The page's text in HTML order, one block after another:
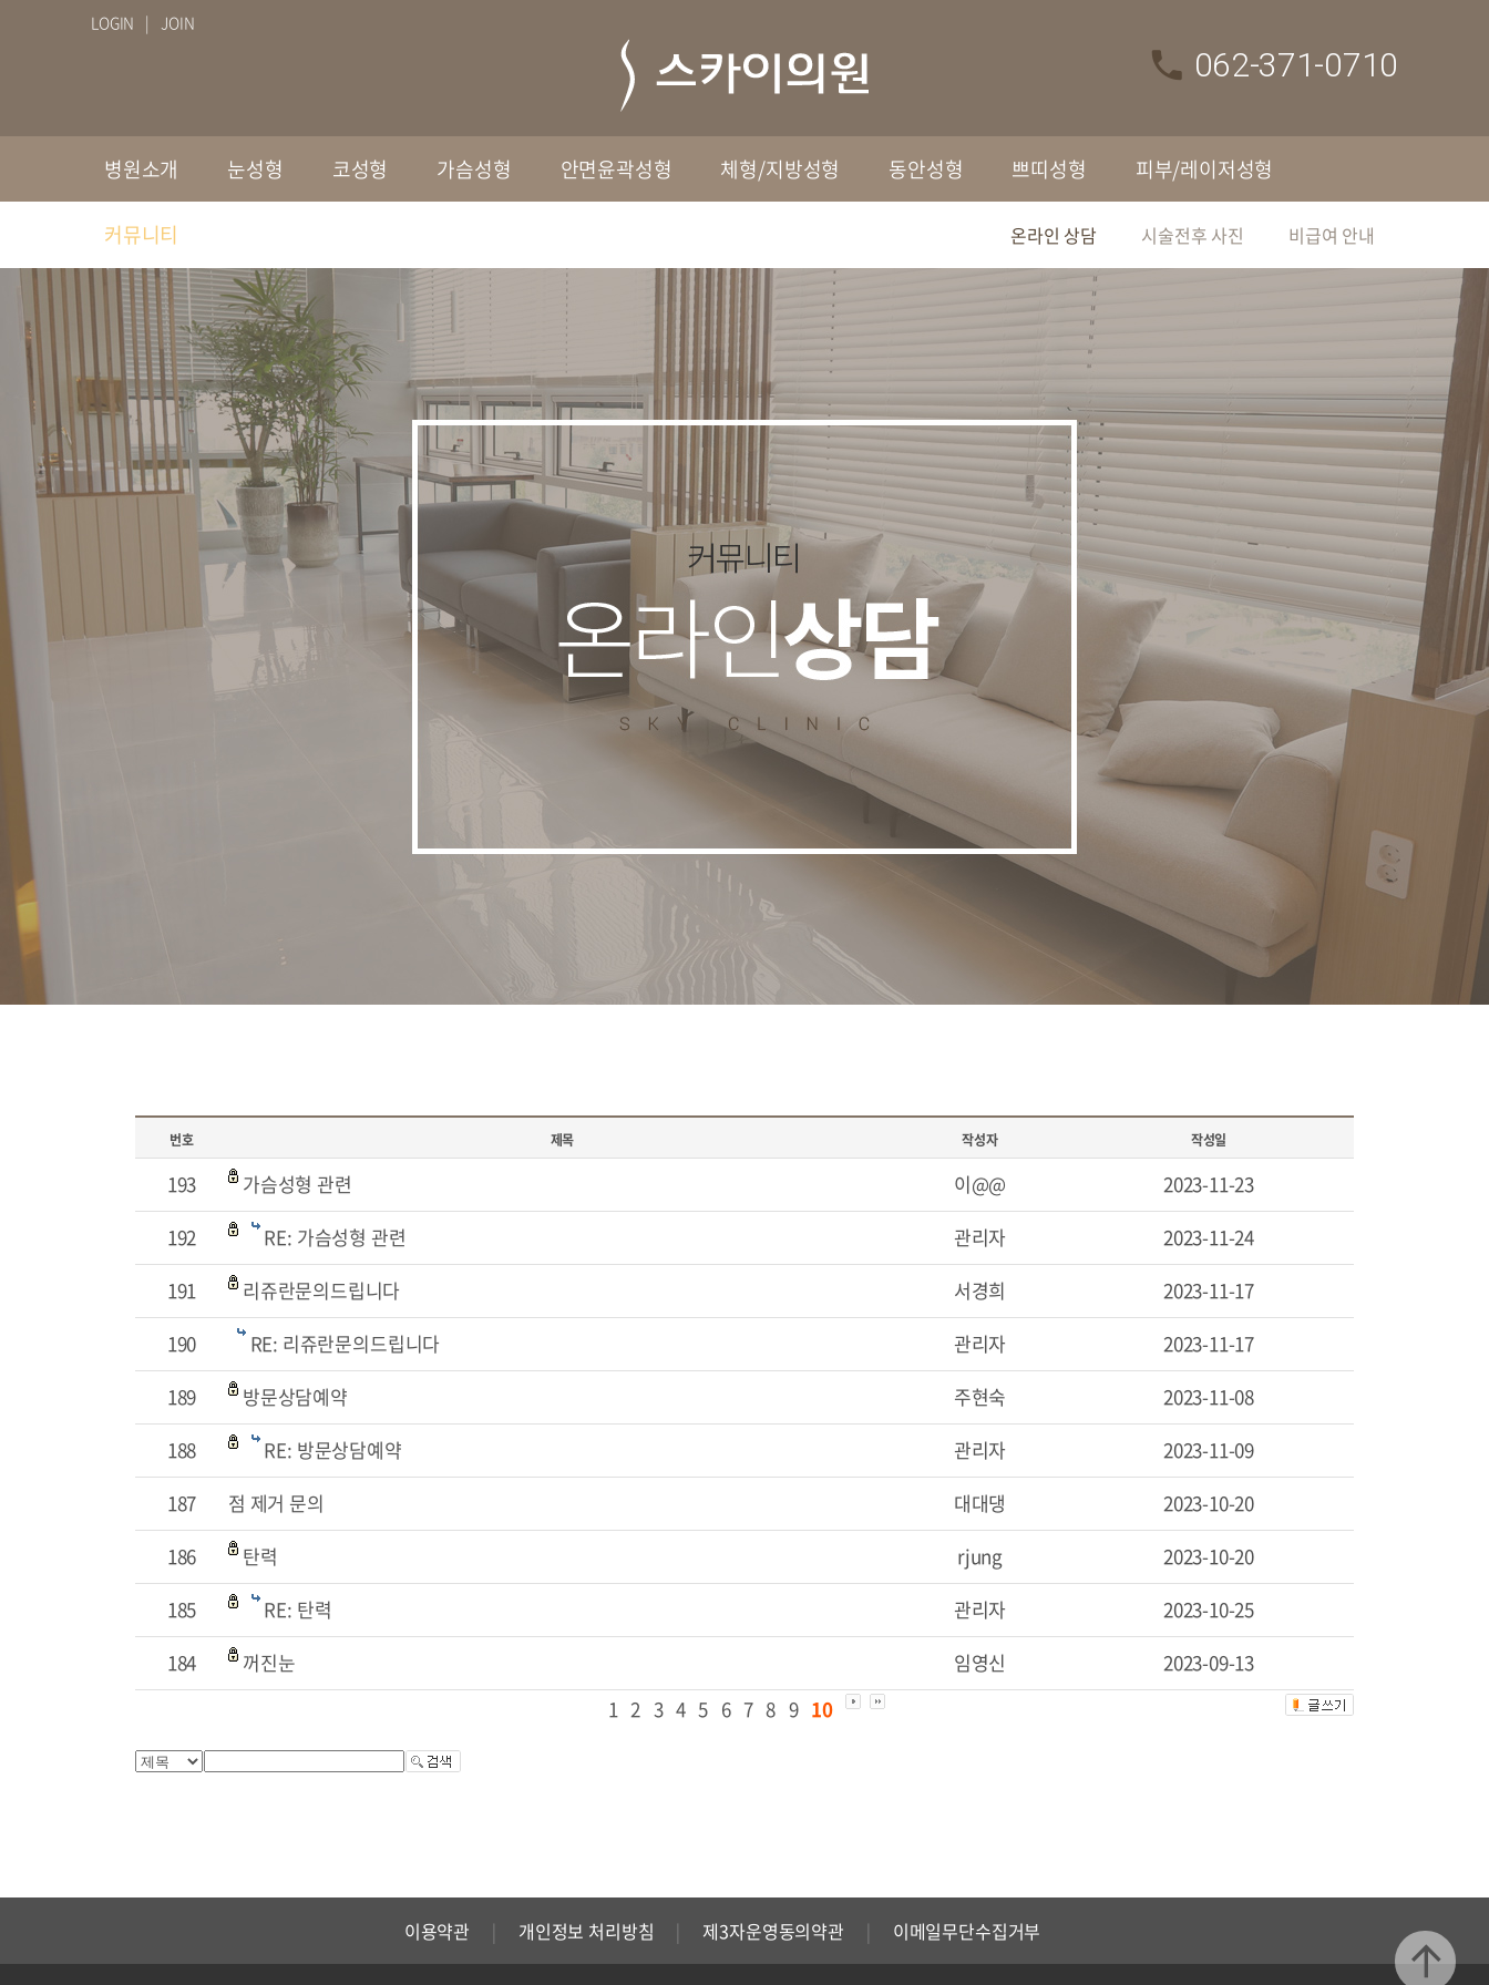
062-371-0710
LOGIN JOIN
병원소개 눈성형 코성형 가슴성형 안면윤곽성형 체형/지방성형 동안성형 쁘띠성형 피부/레이저성형
커뮤니티 온라인 상담 시술전후 사진 비급여 안내
번호 제목 작성자 작성일
193 가슴성형 관련 이@@
2023-11-23
192
RE: 가슴성형 관련 관리자
2023-11-24
191
리쥬란문의드립니다 서경희
2023-11-17
190
RE: 리쥬란문의드립니다 관리자
2023-11-17
189
방문상담예약 주현숙
2023-11-08
188
RE: 방문상담예약 관리자
2023-11-09
187
점 제거 문의 대대댕
2023-10-20
186
탄력 rjung
2023-10-20
185
RE: 탄력 관리자
2023-10-25
184
꺼진눈 임영신
2023-09-13
1 2 3 4 5 6 7 8 9 10
이용약관 개인정보 처리방침 제3자운영동의약관 이메일무단수집거부